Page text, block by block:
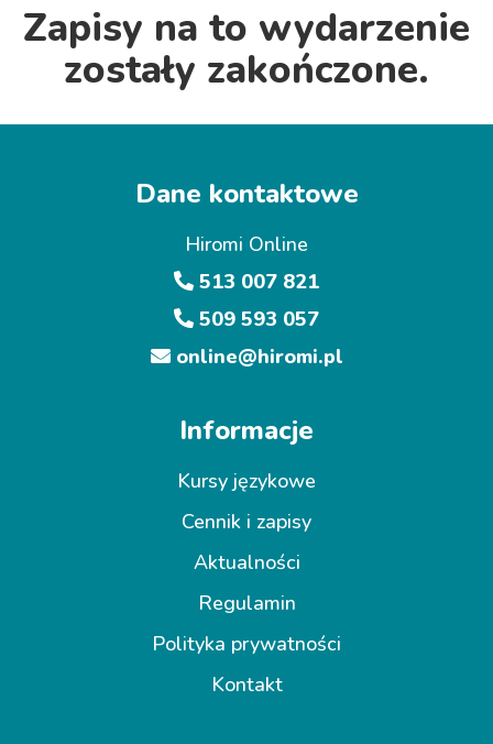
Zapisy na to wydarzenie
zostały zakończone.
Dane kontaktowe
Hiromi Online
513 007 821
509 593 057
online@hiromi.pl
Informacje
Kursy językowe
Cennik i zapisy
Aktualności
Regulamin
Polityka prywatności
Kontakt